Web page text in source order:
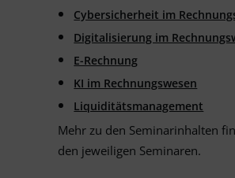
Cybersicherheit im
Digitalisierung im
E-Rechnung
KI im Rechnungswesen
Liquiditätsmanagement
Mehr zu den Seminarinhalten
den jeweiligen Seminaren.